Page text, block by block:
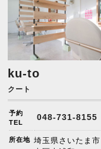
ku-to
クート
予約
TEL
048-731-8155
所在地 埼玉県さいたま市